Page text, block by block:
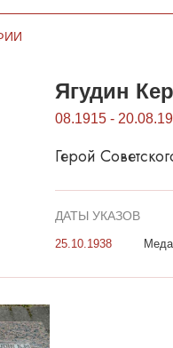
Ягудин
08.1915 -
Герой
ДАТЫ УКАЗОВ
25.10.1938